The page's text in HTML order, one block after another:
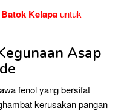
Kelapa untuk
Asap
fenol yang bersifat
kerusakan pangan